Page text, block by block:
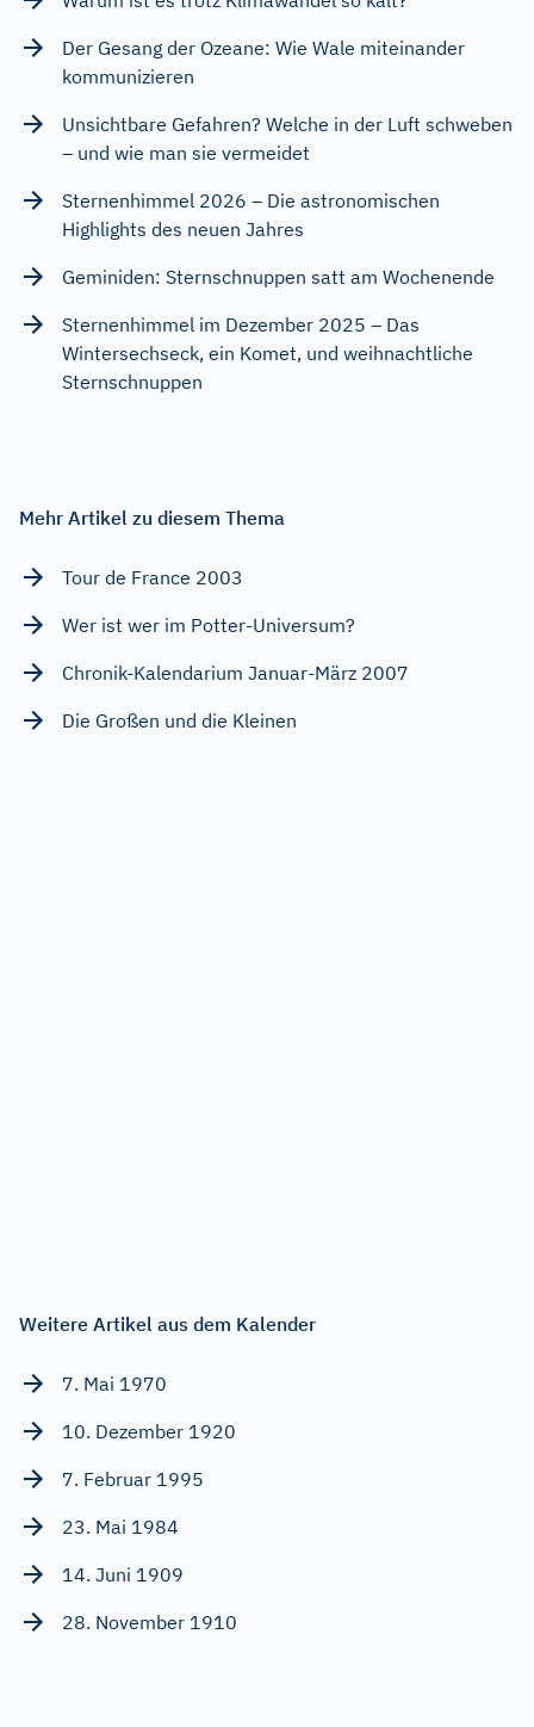
Der Gesang der Ozeane: Wie Wale miteinander
kommunizieren
Unsichtbare Gefahren? Welche in der Luft schweben
– und wie man sie vermeidet
Sternenhimmel 2026 – Die astronomischen
Highlights des neuen Jahres
Geminiden: Sternschnuppen satt am Wochenende
Sternenhimmel im Dezember 2025 – Das
Wintersechseck, ein Komet, und weihnachtliche
Sternschnuppen
Mehr Artikel zu diesem Thema
Tour de France 2003
Wer ist wer im Potter-Universum?
Chronik-Kalendarium Januar-März 2007
Die Großen und die Kleinen
Weitere Artikel aus dem Kalender
7. Mai 1970
10. Dezember 1920
7. Februar 1995
23. Mai 1984
14. Juni 1909
28. November 1910